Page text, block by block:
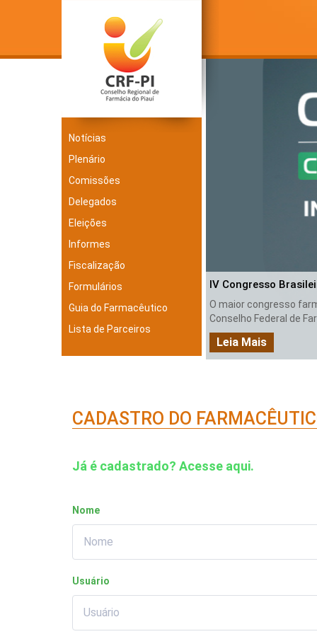
Notícias
Plenário
Comissões
Delegados
Eleições
Informes
Fiscalização
Formulários
Guia do Farmacêutico
Lista de Parceiros
IV Congresso
O maior congresso
Conselho Federal de
Leia Mais
CADASTRO DO
Já é cadastrado? Acesse aqui.
Nome
Usuário